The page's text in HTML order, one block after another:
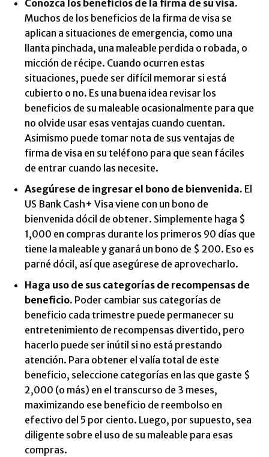
Conozca los beneficios de la firma de su visa.
Muchos de los beneficios de la firma de visa se
aplican a situaciones de emergencia, como una
llanta pinchada, una maleable perdida o robada, o
micción de récipe. Cuando ocurren estas
situaciones, puede ser difícil memorar si está
cubierto o no. Es una buena idea revisar los
beneficios de su maleable ocasionalmente para que
no olvide usar esas ventajas cuando cuentan.
Asimismo puede tomar nota de sus ventajas de
firma de visa en su teléfono para que sean fáciles
de entrar cuando las necesite.
Asegúrese de ingresar el bono de bienvenida. El
US Bank Cash+ Visa viene con un bono de
bienvenida dócil de obtener. Simplemente haga $
1,000 en compras durante los primeros 90 días que
tiene la maleable y ganará un bono de $ 200. Eso es
parné dócil, así que asegúrese de aprovecharlo.
Haga uso de sus categorías de recompensas de
beneficio. Poder cambiar sus categorías de
beneficio cada trimestre puede permanecer su
entretenimiento de recompensas divertido, pero
hacerlo puede ser inútil si no está prestando
atención. Para obtener el valía total de este
beneficio, seleccione categorías en las que gaste $
2,000 (o más) en el transcurso de 3 meses,
maximizando ese beneficio de reembolso en
efectivo del 5 por ciento. Luego, por supuesto, sea
diligente sobre el uso de su maleable para esas
compras.